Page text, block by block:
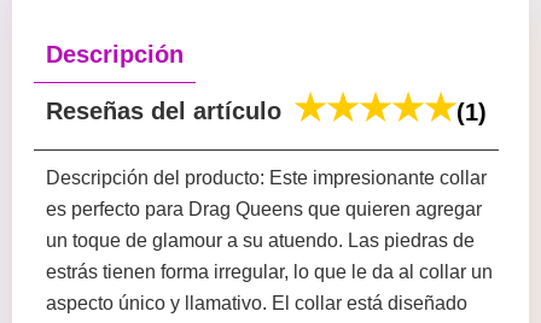
Descripción
Reseñas del artículo (1)
Descripción del producto: Este impresionante collar
es perfecto para Drag Queens que quieren agregar
un toque de glamour a su atuendo. Las piedras de
estrás tienen forma irregular, lo que le da al collar un
aspecto único y llamativo. El collar está diseñado